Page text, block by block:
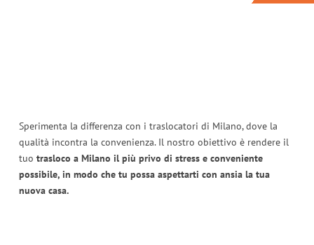
Sperimenta la differenza con i traslocatori di Milano, dove la
qualità incontra la convenienza. Il nostro obiettivo è rendere il
tuo trasloco a Milano il più privo di stress e conveniente
possibile, in modo che tu possa aspettarti con ansia la tua
nuova casa.